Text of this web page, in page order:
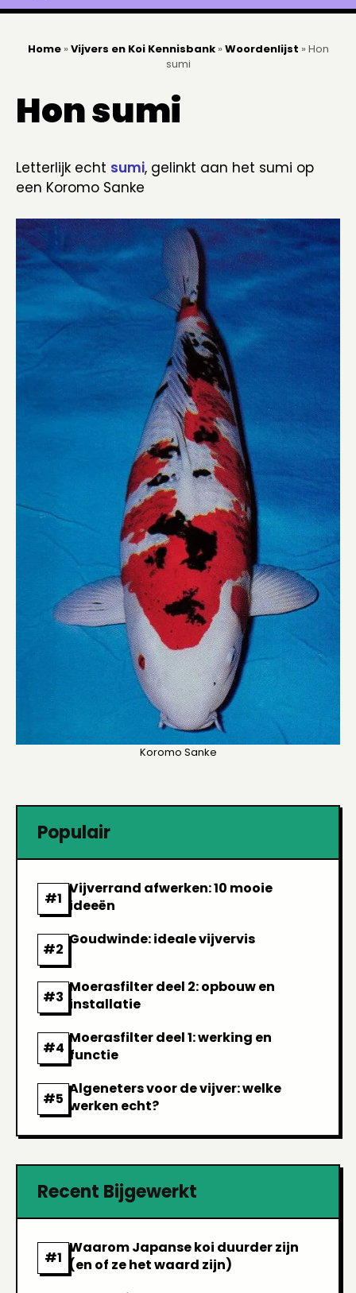
Menu
Home » Vijvers en Koi Kennisbank » Woordenlijst » Hon
sumi
Hon sumi
Letterlijk echt sumi, gelinkt aan het sumi op
een Koromo Sanke
Koromo Sanke
Populair
Vijverrand afwerken: 10 mooie
ideeën
Goudwinde: ideale vijvervis
Moerasfilter deel 2: opbouw en
installatie
Moerasfilter deel 1: werking en
functie
Algeneters voor de vijver: welke
werken echt?
Recent Bijgewerkt
Waarom Japanse koi duurder zijn
(en of ze het waard zijn)